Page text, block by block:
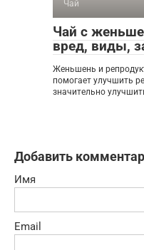
Чай
Чай с
вред, виды,
Женьшень и
помогает улучшить
значительно
Добавить
Имя
Email